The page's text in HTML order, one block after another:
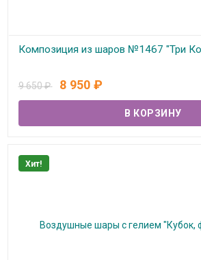
Композиция из шаров №1467 "Три
9 650₽ 8 950 ₽
Хит!